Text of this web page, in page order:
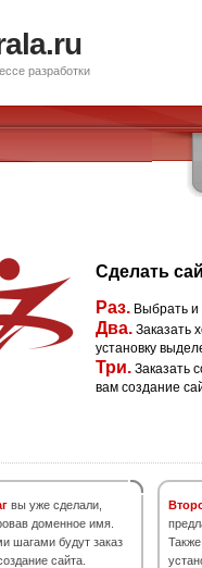
разработки
Сделать
Раз. Выбрать и
Два. Заказать
установку
Три. Заказать
вам создание
вы уже сделали,
доменное имя.
шагами будут заказ
сайта.